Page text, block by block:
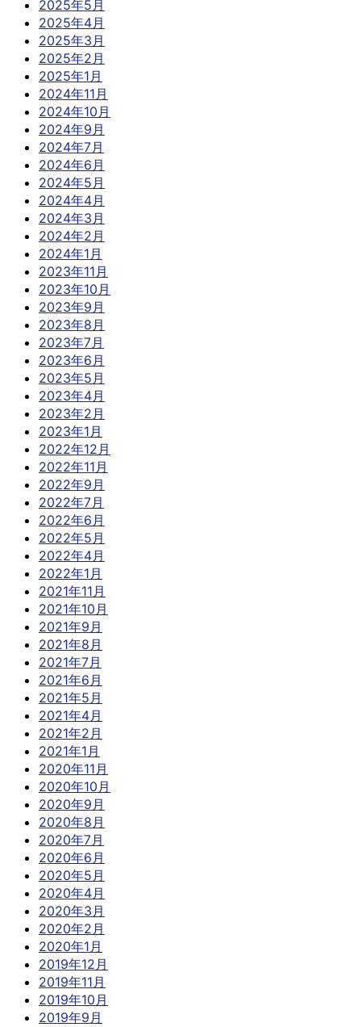
2025年5月
2025年4月
2025年3月
2025年2月
2025年1月
2024年11月
2024年10月
2024年9月
2024年7月
2024年6月
2024年5月
2024年4月
2024年3月
2024年2月
2024年1月
2023年11月
2023年10月
2023年9月
2023年8月
2023年7月
2023年6月
2023年5月
2023年4月
2023年2月
2023年1月
2022年12月
2022年11月
2022年9月
2022年7月
2022年6月
2022年5月
2022年4月
2022年1月
2021年11月
2021年10月
2021年9月
2021年8月
2021年7月
2021年6月
2021年5月
2021年4月
2021年2月
2021年1月
2020年11月
2020年10月
2020年9月
2020年8月
2020年7月
2020年6月
2020年5月
2020年4月
2020年3月
2020年2月
2020年1月
2019年12月
2019年11月
2019年10月
2019年9月